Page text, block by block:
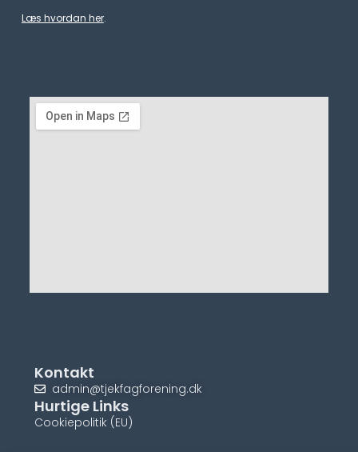
Læs hvordan her.
Kontakt
admin@tjekfagforening.dk
Hurtige Links
Cookiepolitik (EU)